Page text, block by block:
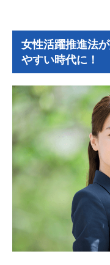
女性活躍推進法
やすい時代に！